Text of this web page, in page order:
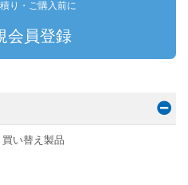
り・ご購入前に
会員登録
い替え製品